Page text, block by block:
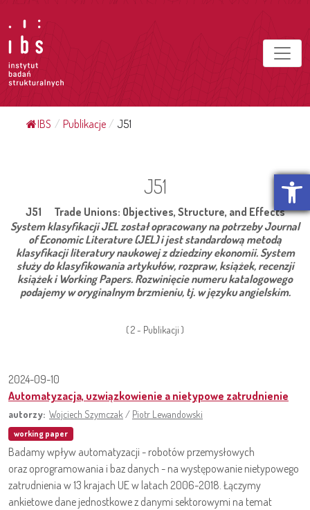
Otwórz
IBS / Publikacje / J51
J51
J51 Trade Unions: Objectives, Structure, and Effects
System klasyfikacji JEL został opracowany na potrzeby Journal
of Economic Literature (JEL) i jest standardową metodą
klasyfikacji literatury naukowej z dziedziny ekonomii. System
służy do klasyfikowania artykułów, rozpraw, książek, recenzji
książek i Working Papers. Rozwinięcie numeru katalogowego
podajemy w oryginalnym brzmieniu, tj. w języku angielskim.
( 2 - Publikacji )
2024-09-10
Automatyzacja, uzwiązkowienie a nietypowe zatrudnienie
autorzy: Wojciech Szymczak / Piotr Lewandowski
working paper
Badamy wpływ automatyzacji - robotów przemysłowych
oraz oprogramowania i baz danych - na występowanie nietypowego
zatrudnienia w 13 krajach UE w latach 2006-2018. Łączymy
ankietowe dane jednostkowe z danymi sektorowymi na temat